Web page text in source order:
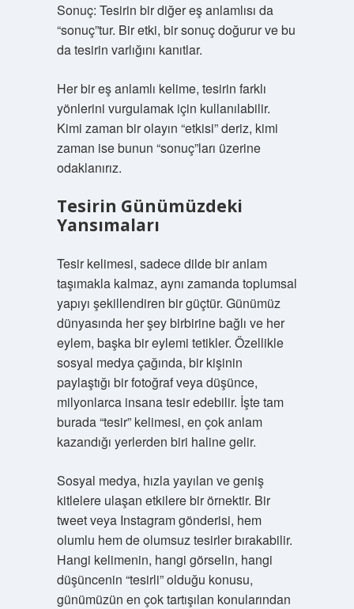
Sonuç: Tesirin bir diğer eş anlamlısı da
“sonuç”tur. Bir etki, bir sonuç doğurur ve bu
da tesirin varlığını kanıtlar.
Her bir eş anlamlı kelime, tesirin farklı
yönlerini vurgulamak için kullanılabilir.
Kimi zaman bir olayın “etkisi” deriz, kimi
zaman ise bunun “sonuç”ları üzerine
odaklanırız.
Tesirin Günümüzdeki
Yansımaları
Tesir kelimesi, sadece dilde bir anlam
taşımakla kalmaz, aynı zamanda toplumsal
yapıyı şekillendiren bir güçtür. Günümüz
dünyasında her şey birbirine bağlı ve her
eylem, başka bir eylemi tetikler. Özellikle
sosyal medya çağında, bir kişinin
paylaştığı bir fotoğraf veya düşünce,
milyonlarca insana tesir edebilir. İşte tam
burada “tesir” kelimesi, en çok anlam
kazandığı yerlerden biri haline gelir.
Sosyal medya, hızla yayılan ve geniş
kitlelere ulaşan etkilere bir örnektir. Bir
tweet veya Instagram gönderisi, hem
olumlu hem de olumsuz tesirler bırakabilir.
Hangi kelimenin, hangi görselin, hangi
düşüncenin “tesirli” olduğu konusu,
günümüzün en çok tartışılan konularından